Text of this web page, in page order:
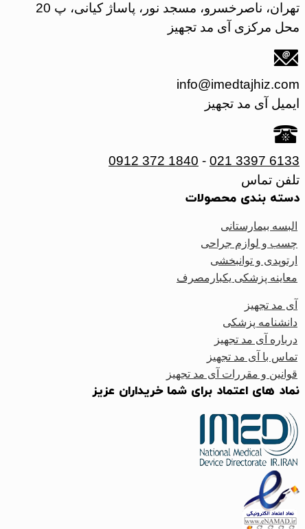
تهران، ناصرخسرو، مسجد نور، پاساژ کیانی، پ 20
محل مرکزی آی مد تجهیز
info@imedtajhiz.com
ایمیل آی مد تجهیز
021 3397 6133
-
0912 372 1840
تلفن تماس
دسته بندی محصولات
البسه بیمارستانی
چسب و لوازم جراحی
ارتوپدی و توانبخشی
معاینه پزشکی یکبارمصرف
آی مد تجهیز
دانشنامه پزشکی
درباره آی مد تجهیز
تماس با آی مد تجهیز
قوانین و مقررات آی مد تجهیز
نماد های اعتماد برای شما خریداران عزیز